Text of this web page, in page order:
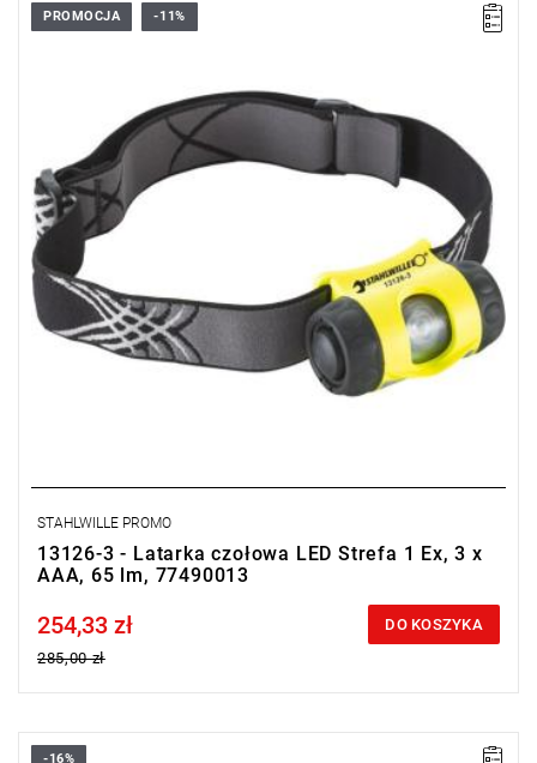
PROMOCJA -11%
STAHLWILLE PROMO
13126-3 - Latarka czołowa LED Strefa 1 Ex, 3 x
AAA, 65 lm, 77490013
Price tax included
254,33 zł
285,00 zł
DO KOSZYKA
-16%